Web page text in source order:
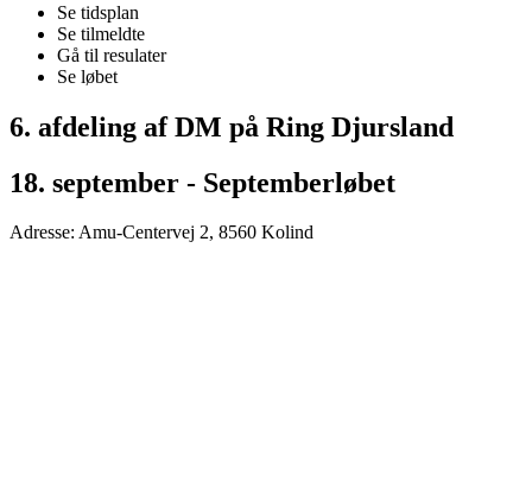
Se tidsplan
Se tilmeldte
Gå til resulater
Se løbet
6. afdeling af DM på Ring Djursland
18. september - Septemberløbet
Adresse: Amu-Centervej 2, 8560 Kolind